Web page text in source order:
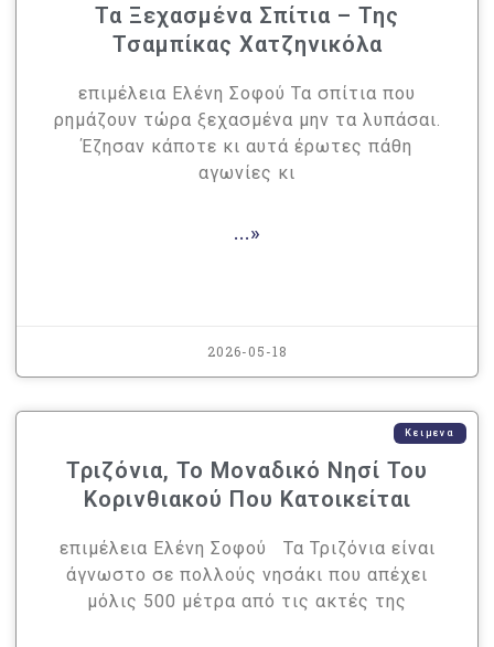
Τα Ξεχασμένα Σπίτια – Της
Τσαμπίκας Χατζηνικόλα
επιμέλεια Ελένη Σοφού Τα σπίτια που
ρημάζουν τώρα ξεχασμένα μην τα λυπάσαι.
Έζησαν κάποτε κι αυτά έρωτες πάθη
αγωνίες κι
...»
2026-05-18
Κειμενα
Τριζόνια, Το Μοναδικό Νησί Του
Κορινθιακού Που Κατοικείται
επιμέλεια Ελένη Σοφού Τα Τριζόνια είναι
άγνωστο σε πολλούς νησάκι που απέχει
μόλις 500 μέτρα από τις ακτές της